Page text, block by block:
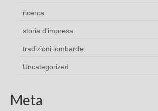
ricerca
storia d'impresa
tradizioni lombarde
Uncategorized
Meta